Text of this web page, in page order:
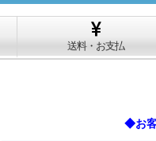
送料・お支払
◆お